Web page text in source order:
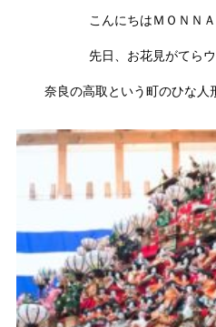
こんにちはＭＯＮＮ
先日、お花見がてら
奈良の高取という町のひな人